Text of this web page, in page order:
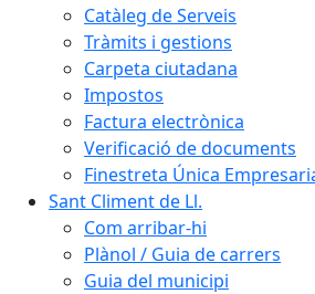
Catàleg de Serveis
Tràmits i gestions
Carpeta ciutadana
Impostos
Factura electrònica
Verificació de documents
Finestreta Única
Sant Climent de Ll.
Com arribar-hi
Plànol / Guia de carrers
Guia del municipi